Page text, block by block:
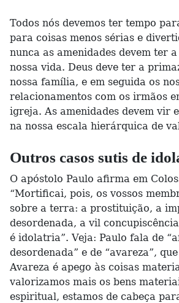
Todos nós devemos ter tempo
para coisas menos sérias e
nunca as amenidades devem ter
nossa vida. Deus deve ter a
nossa família, e em seguida os
relacionamentos com os irmãos
igreja. As amenidades devem vir
na nossa escala hierárquica de
Outros casos sutis de
O apóstolo Paulo afirma em
“Mortificai, pois, os vossos
sobre a terra: a prostituição, a
desordenada, a vil
é idolatria”. Veja: Paulo fala de
desordenada” e de “avareza”,
Avareza é apego às coisas
valorizamos mais os bens
espiritual, estamos de cabeça